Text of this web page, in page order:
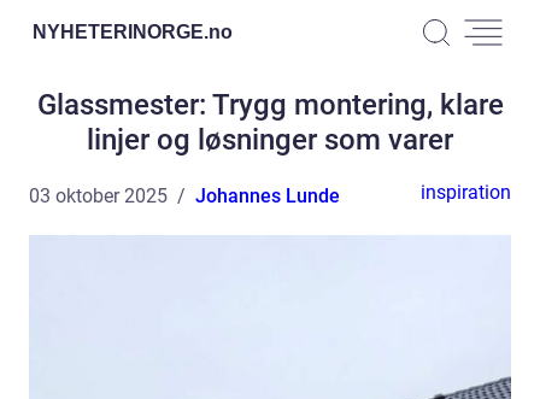
NYHETERINORGE.no
Glassmester: Trygg montering, klare
linjer og løsninger som varer
03 oktober 2025 Johannes Lunde inspiration